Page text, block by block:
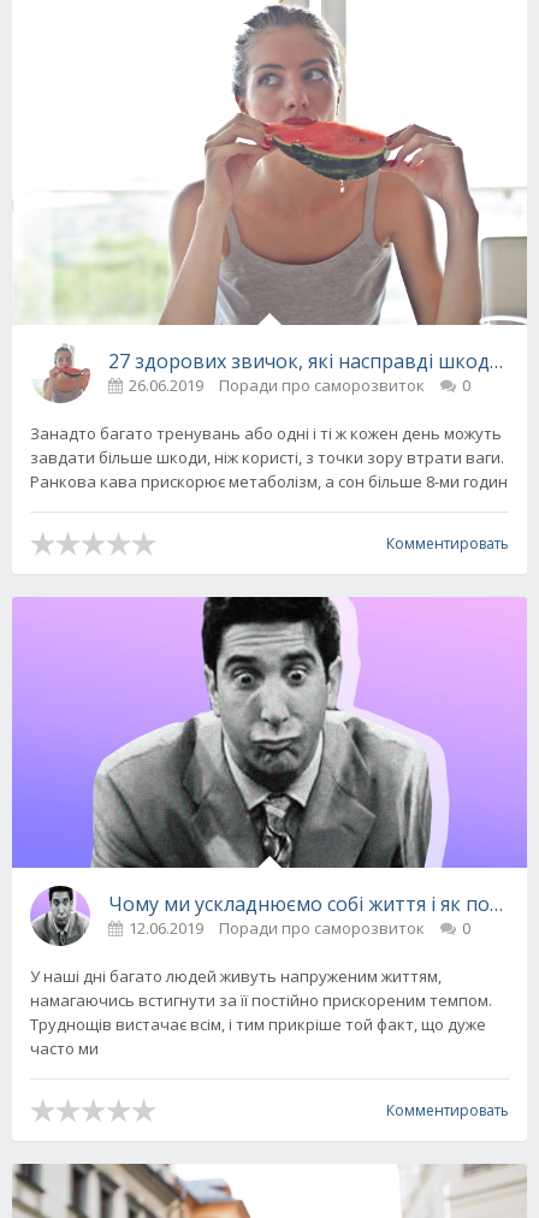
27 здорових звичок, які насправді шкодять
26.06.2019 Поради про саморозвиток 0
Занадто багато тренувань або одні і ті ж кожен день можуть
завдати більше шкоди, ніж користі, з точки зору втрати ваги.
Ранкова кава прискорює метаболізм, а сон більше 8-ми годин
Комментировать
Чому ми ускладнюємо собі життя і як
12.06.2019 Поради про саморозвиток 0
У наші дні багато людей живуть напруженим життям,
намагаючись встигнути за її постійно прискореним темпом.
Труднощів вистачає всім, і тим прикріше той факт, що дуже
часто ми
Комментировать